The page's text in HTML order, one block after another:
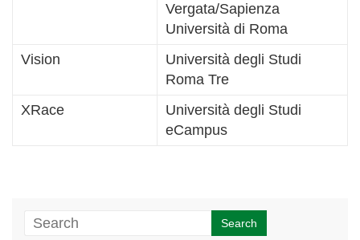
Vergata/Sapienza
Università di Roma
Vision
Università degli Studi
Roma Tre
XRace
Università degli Studi
eCampus